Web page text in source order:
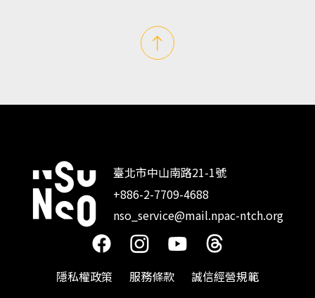
:::
臺北市中山南路21-1號
+886-2-7709-4688
nso_service@mail.npac-ntch.org
隱私權政策 服務條款 誠信經營規範